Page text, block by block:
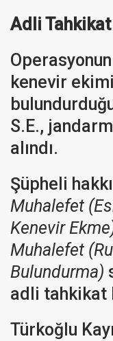
Adli Tahkikat
Operasyonun
kenevir
S.E.,
alındı.
Şüpheli
Muhalefet
Kenevir
Muhalefet
Bulundurma)
adli tahkikat
Türkoğlu